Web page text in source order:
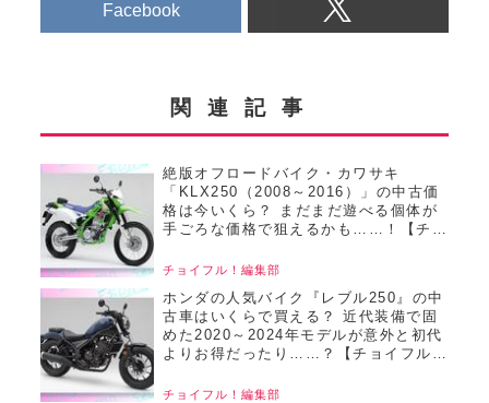
Facebook
関連記事
絶版オフロードバイク・カワサキ
「KLX250（2008～2016）」の中古価
格は今いくら？ まだまだ遊べる個体が
手ごろな価格で狙えるかも……！【チョ
チ／22025年8月版】
チョイフル！編集部
ホンダの人気バイク『レブル250』の中
古車はいくらで買える？ 近代装備で固
めた2020～2024年モデルが意外と初代
よりお得だったり……？【チョイフル！
2025年6月版】
チョイフル！編集部